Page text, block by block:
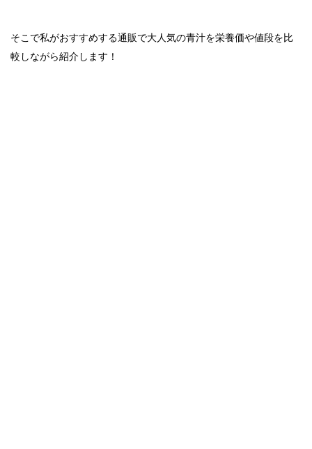
そこで私がおすすめする通販で大人気の青汁を栄養価や値段を比
較しながら紹介します！